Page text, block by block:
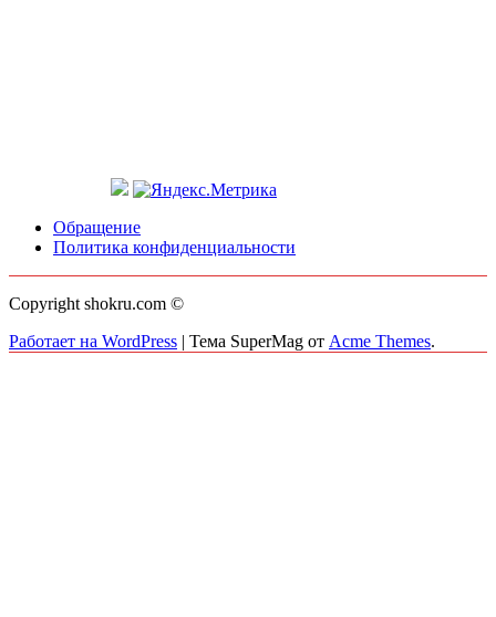
Обращение
Политика конфиденциальности
Copyright shokru.com ©
Работает на WordPress | Тема SuperMag от Acme Themes.